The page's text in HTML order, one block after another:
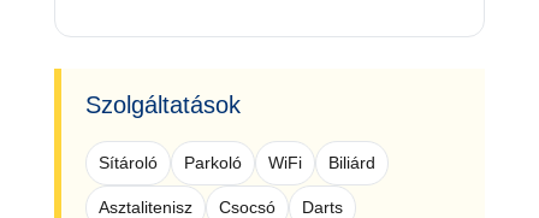
Szolgáltatások
Sítároló Parkoló WiFi Biliárd
Asztalitenisz Csocsó Darts